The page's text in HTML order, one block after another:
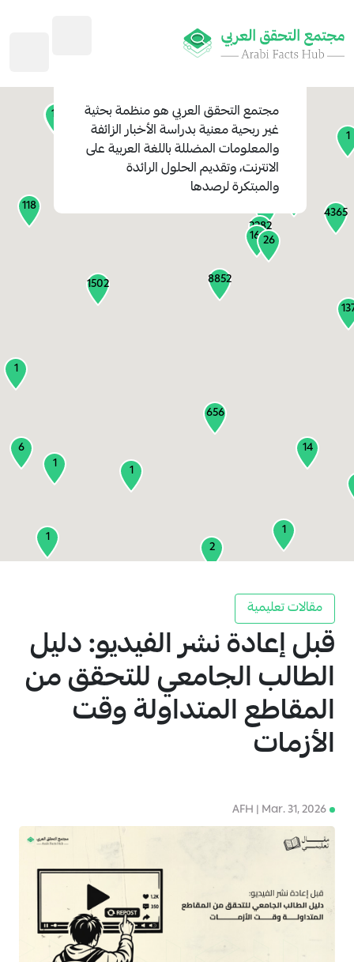
8852
127
45
2282
4365
1502
14
2
656
118
6
1
1113
26
1
1 1
3
1
1
161
1
مجتمع التحقق العربيهو منظمة بحثية
غير ربحية معنية بدراسة الأخبار الزائفة
والمعلومات المضللة باللغة العربية على
الانترنت، وتقديم الحلول الرائدة
والمبتكرة لرصدها
مقالات تعليمية
قبل إعادة نشر الفيديو: دليل
الطالب الجامعي للتحقق من
المقاطع المتداولة وقت
الأزمات
AFH | Mar. 31, 2026